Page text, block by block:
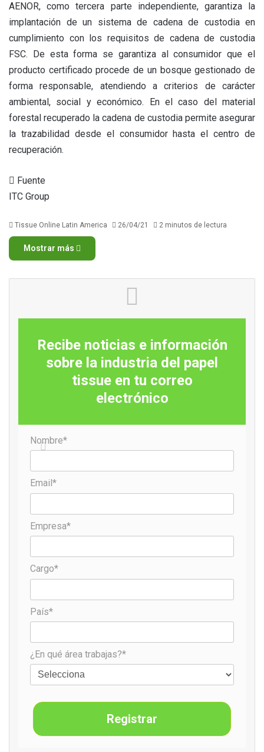
AENOR, como tercera parte independiente, garantiza la
implantación de un sistema de cadena de custodia en
cumplimiento con los requisitos de cadena de custodia
FSC. De esta forma se garantiza al consumidor que el
producto certificado procede de un bosque gestionado de
forma responsable, atendiendo a criterios de carácter
ambiental, social y económico. En el caso del material
forestal recuperado la cadena de custodia permite asegurar
la trazabilidad desde el consumidor hasta el centro de
recuperación.
Fuente
ITC Group
Tissue Online Latin America 26/04/21 2 minutos de lectura
Mostrar más
Recibe noticias e información
sobre la industria del papel
tissue en tu correo
electrónico
Nombre*
Email*
Empresa*
Cargo*
País*
¿En qué área trabajas?*
Registrar